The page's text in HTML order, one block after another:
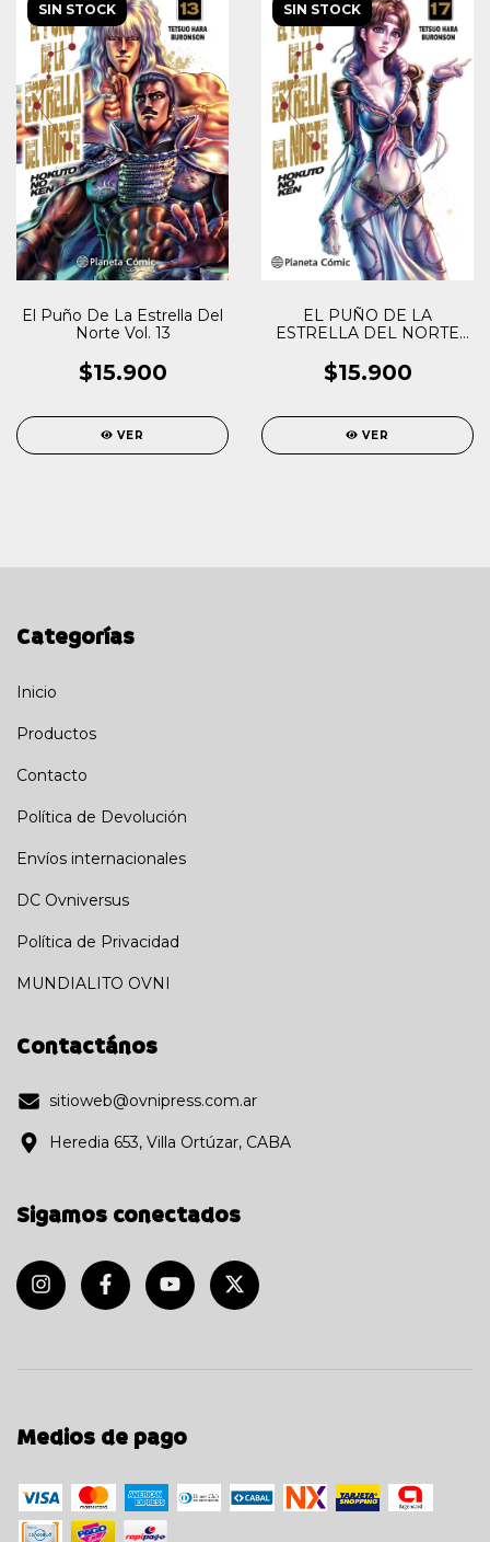
SIN STOCK
El Puño De La Estrella Del
Norte Vol. 13
$15.900
VER
SIN STOCK
EL PUÑO DE LA
ESTRELLA DEL NORTE
$15.900
VER
Categorías
Inicio
Productos
Contacto
Política de Devolución
Envíos internacionales
DC Ovniversus
Política de Privacidad
MUNDIALITO OVNI
Contactános
sitioweb@ovnipress.com.ar
Heredia 653, Villa Ortúzar, CABA
Sigamos conectados
Medios de pago